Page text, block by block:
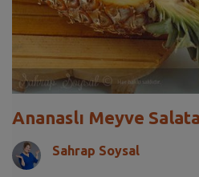
Ananaslı Meyve
Sahrap Soysal